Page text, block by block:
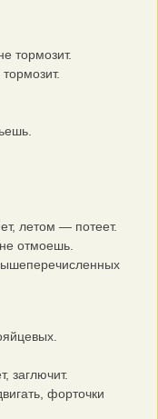
тормозит.
летом — потеет.
отмоешь.
заглючит.
форточки